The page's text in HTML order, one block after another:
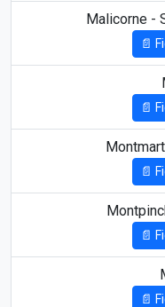
Malicorne -
📄
📄
📄
📄
📄